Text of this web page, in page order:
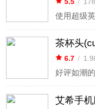
茶杯头
6.7 /
好评如潮
艾希手机